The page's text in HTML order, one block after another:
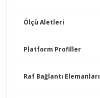
Ölçü Aletleri
Platform Profiller
Raf Bağlantı Elemanları